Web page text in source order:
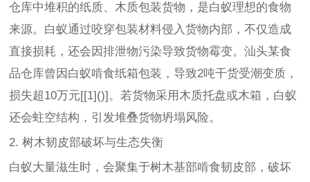
仓库中堆积的纸质、木质包装货物，是白蚁理想的食物
来源。白蚁通过咬穿包装材料侵入货物内部，不仅造成
直接损耗，还会因排泄物污染导致货物霉变。汕头某食
品仓库曾因白蚁啃食纸箱包装，导致2吨干货受潮变质，
损失超10万元[[1]()]。若货物采用木质托盘或木箱，白蚁
还会蛀空结构，引发堆叠货物坍塌风险。
2. 树木韧皮部破坏与生态失衡
白蚁大量滋生时，会聚集于树木基部啃食韧皮部，破坏